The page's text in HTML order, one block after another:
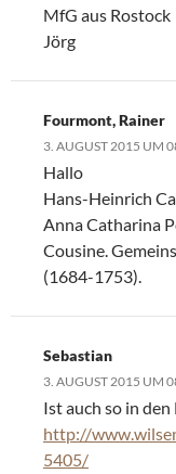
MfG aus Rostock
Jörg
Fourmont, Rainer
3. AUGUST 2015 UM
Hallo
Hans-Heinrich
Anna Catharina
Cousine.
(1684-1753).
Sebastian
3. AUGUST 2015 UM
Ist auch so in
http://
5405/